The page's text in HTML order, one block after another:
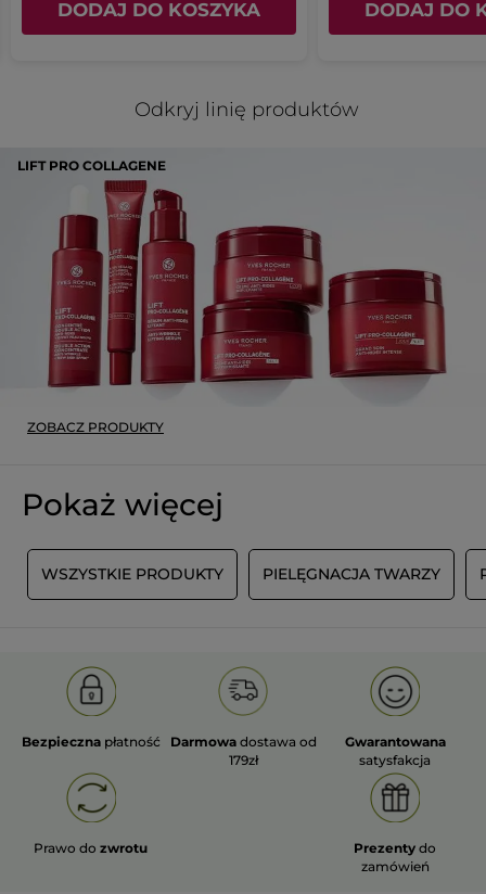
DODAJ DO KOSZYKA DODAJ DO
Odkryj linię produktów
LIFT PRO COLLAGENE
ZOBACZ PRODUKTY
Pokaż więcej
WSZYSTKIE PRODUKTY PIELĘGNACJA TWARZY
Bezpieczna płatność Darmowa dostawa od
179zł
Gwarantowana
satysfakcja
Prawo dozwrotu Prezenty do
zamówień